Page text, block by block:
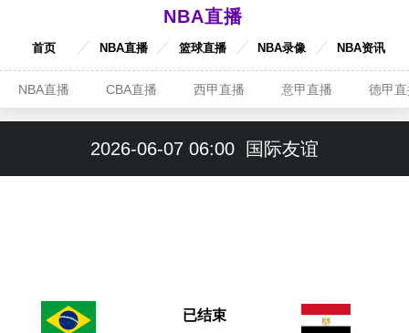
NBA直播
首页 NBA直播 篮球直播 NBA录像 NBA资讯
NBA直播 CBA直播 西甲直播 意甲直播 德甲
2026-06-07 06:00 国际友谊
已结束